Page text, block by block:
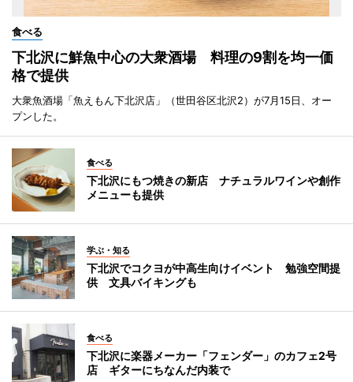
食べる
下北沢に鮮魚中心の大衆酒場 料理の9割を均一価
格で提供
大衆魚酒場「魚えもん下北沢店」（世田谷区北沢2）が7月15日、オー
プンした。
食べる
下北沢にもつ焼きの新店 ナチュラルワインや創作
メニューも提供
学ぶ・知る
下北沢でコクヨが中高生向けイベント 勉強空間提
供 文具バイキングも
食べる
下北沢に楽器メーカー「フェンダー」のカフェ2号
店 ギターにちなんだ内装で